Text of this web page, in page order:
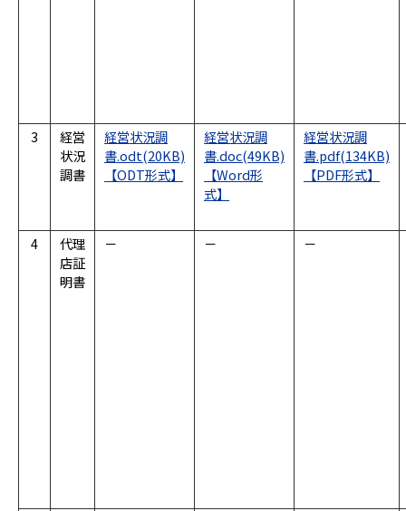
3
経営
状況
調書
経営状況調
書.odt(20KB)
経営状況調
書.doc(49KB)
経営状況調
書.pdf(134KB)
4
代理
店証
明書
－ － －